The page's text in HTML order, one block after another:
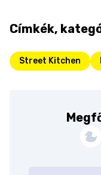
Címkék,
Street Kitchen